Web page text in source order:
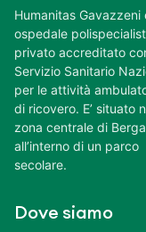
Humanitas Gavazzeni
ospedale
privato accreditato
Servizio Sanitario
per le attività
di ricovero. E’ situato
zona centrale di
all’interno di un parco
secolare.
Dove siamo